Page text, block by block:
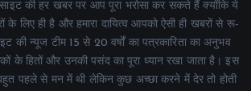
की हर खबर पर आप पूरा भरोसा कर सकते हैं क्योंकि ये
के लिए ही है और हमारा दायित्व आपको ऐसी ही खबरों से रू-
की न्यूज टीम 15 से 20 वर्षों का पत्रकारिता का अनुभव
के हितों और उनकी पसंद का पूरा ध्यान रखा जाता है। इस
पहले से मन में थी लेकिन कुछ अच्छा करने में देर तो होती